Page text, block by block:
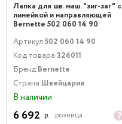
Лапка для шв. маш. "зиг-заг" с
линейкой и направляющей
Bernette 502 060 14 90
Артикул:502 060 14 90
Код товара:326011
Бренд:Bernette
Страна:Швейцария
В наличии
6 692 р. розница